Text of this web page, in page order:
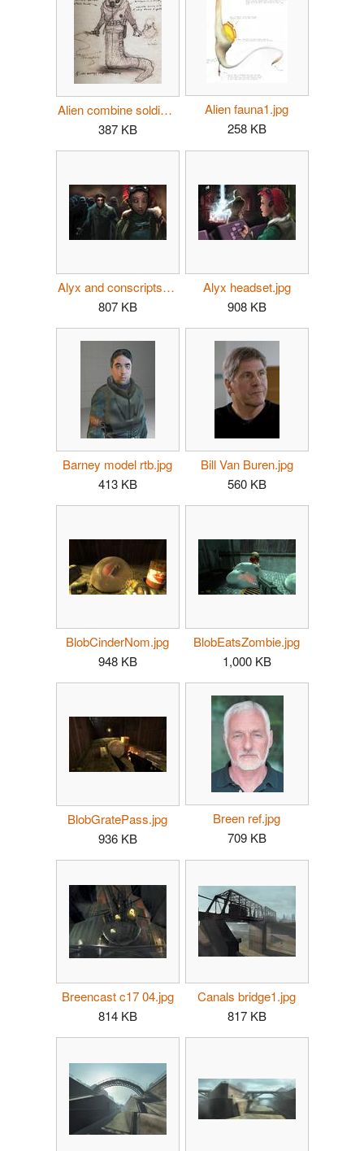
Alien combine soldier2.jpg
387 KB
Alien fauna1.jpg
258 KB
Alyx and conscripts full.jpg
807 KB
Alyx headset.jpg
908 KB
Barney model rtb.jpg
413 KB
Bill Van Buren.jpg
560 KB
BlobCinderNom.jpg
948 KB
BlobEatsZombie.jpg
1,000 KB
BlobGratePass.jpg
936 KB
Breen ref.jpg
709 KB
Breencast c17 04.jpg
814 KB
Canals bridge1.jpg
817 KB